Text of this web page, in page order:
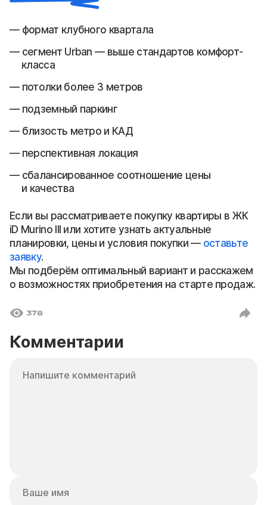
формат клубного квартала
сегмент Urban — выше стандартов комфорт-
класса
потолки более 3 метров
подземный паркинг
близость метро и КАД
перспективная локация
сбалансированное соотношение цены
и качества
Если вы рассматриваете покупку квартиры в ЖК
iD Murino III или хотите узнать актуальные
планировки, цены и условия покупки — оставьте
заявку.
Мы подберём оптимальный вариант и расскажем
о возможностях приобретения на старте продаж.
378
Комментарии